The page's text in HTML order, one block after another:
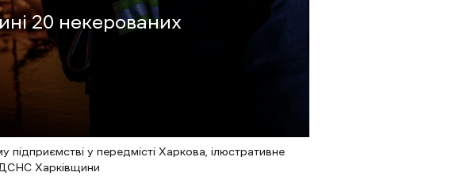
20 некерованих
у передмісті Харкова, ілюстративне
Харківщини